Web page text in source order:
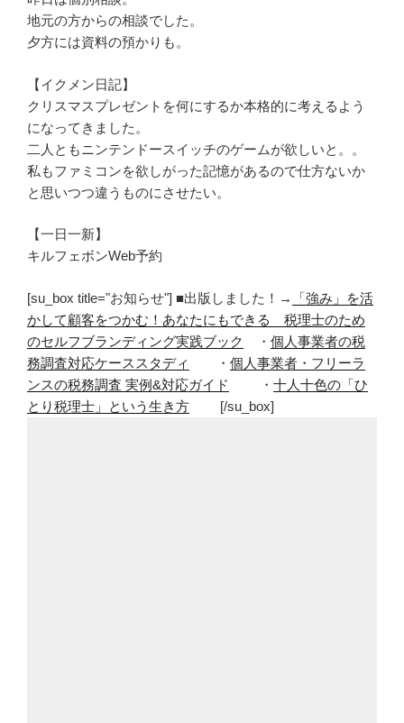
地元の方からの相談でした。
夕方には資料の預かりも。
【イクメン日記】
クリスマスプレゼントを何にするか本格的に考えるよう
になってきました。
二人ともニンテンドースイッチのゲームが欲しいと。。
私もファミコンを欲しがった記憶があるので仕方ないか
と思いつつ違うものにさせたい。
【一日一新】
キルフェボンWeb予約
[su_box title="お知らせ"] ■出版しました！→
「強み」を活
かして顧客をつかむ！あなたにもできる 税理士のため
のセルフブランディング実践ブック
・ 個人事業者の税
務調査対応ケーススタディ
・ 個人事業者・フリーラ
ンスの税務調査 実例&対応ガイド
・ 十人十色の「ひ
とり税理士」という生き方 [/su_box]